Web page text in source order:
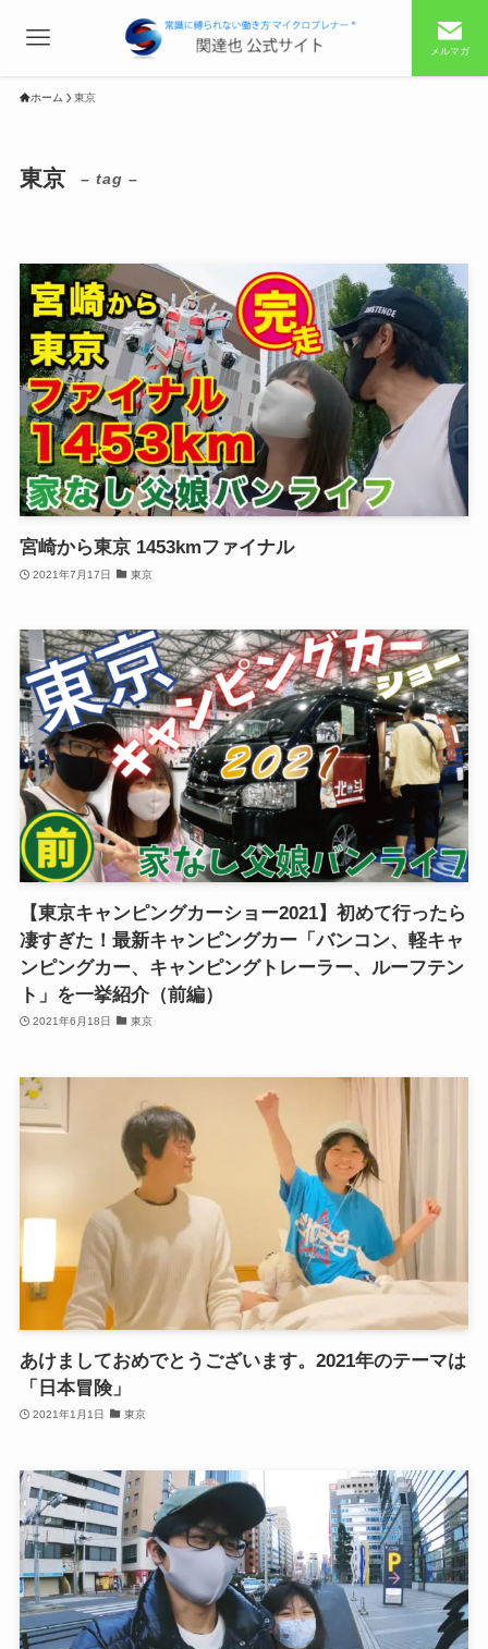
メルマガ
ホーム 東京
東京 – tag –
宮崎から東京 1453kmファイナル
2021年7月17日 東京
【東京キャンピングカーショー2021】初めて行ったら
凄すぎた！最新キャンピングカー「バンコン、軽キャ
ンピングカー、キャンピングトレーラー、ルーフテン
ト」を一挙紹介（前編）
2021年6月18日 東京
あけましておめでとうございます。2021年のテーマは
「日本冒険」
2021年1月1日 東京